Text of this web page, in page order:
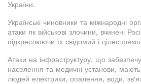
України.
Українські чиновники та міжнародні
атаки як військові злочини, вчинені
підкреслюючи їх свідомий і
Атаки на інфраструктуру, що
населення та медичні установи,
людей електрики, опалення, води,